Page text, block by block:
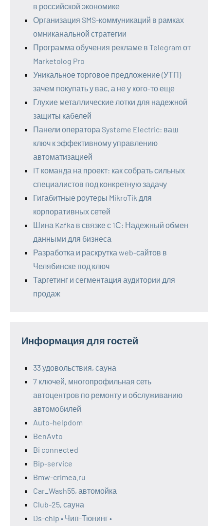
в российской экономике
Организация SMS-коммуникаций в рамках
омниканальной стратегии
Программа обучения рекламе в Telegram от
Marketolog Pro
Уникальное торговое предложение (УТП)
зачем покупать у вас, а не у кого-то еще
Глухие металлические лотки для надежной
защиты кабелей
Панели оператора Systeme Electric: ваш
ключ к эффективному управлению
автоматизацией
IT команда на проект: как собрать сильных
специалистов под конкретную задачу
Гигабитные роутеры MikroTik для
корпоративных сетей
Шина Kafka в связке с 1С: Надежный обмен
данными для бизнеса
Разработка и раскрутка web-сайтов в
Челябинске под ключ
Таргетинг и сегментация аудитории для
продаж
Информация для гостей
33 удовольствия, сауна
7 ключей, многопрофильная сеть
автоцентров по ремонту и обслуживанию
автомобилей
Auto-helpdom
BenAvto
Bi connected
Bip-service
Bmw-crimea.ru
Car_Wash55, автомойка
Club-25, сауна
Ds-chip • Чип-Тюнинг •